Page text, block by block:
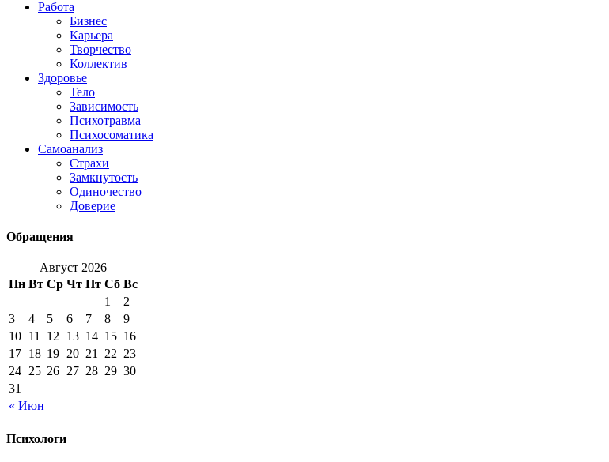
Работа
Бизнес
Карьера
Творчество
Коллектив
Здоровье
Тело
Зависимость
Психотравма
Психосоматика
Самоанализ
Страхи
Замкнутость
Одиночество
Доверие
Обращения
Август 2026
Пн Вт Ср Чт Пт Сб Вс
« Июн
1
2
3
4 5 6 7 8
9
10 11 12 13 14 15 16
17 18 19 20 21 22 23
24 25 26 27 28 29 30
31
Психологи